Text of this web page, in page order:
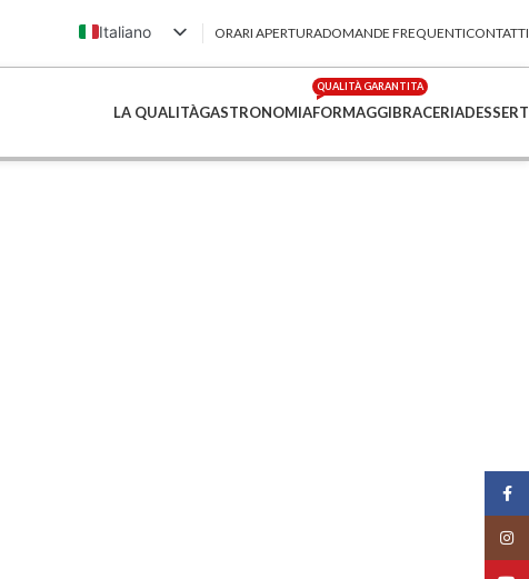
Italiano
English (UK)
Français
ORARI APERTURADOMANDE FREQUENTICONTATTI
LA QUALITÀGASTRONOMIAFORMAGGI
QUALITÀ GARANTITA
BRACERIADESSERT